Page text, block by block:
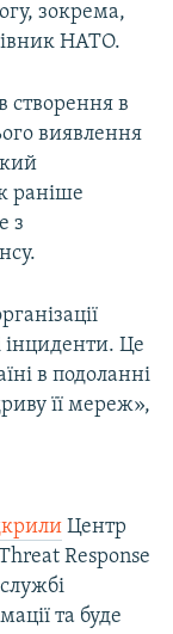
зокрема,
НАТО.
створення в
виявлення
раніше
з
інциденти. Це
в подоланні
її мереж»,
Центр
Response
та буде